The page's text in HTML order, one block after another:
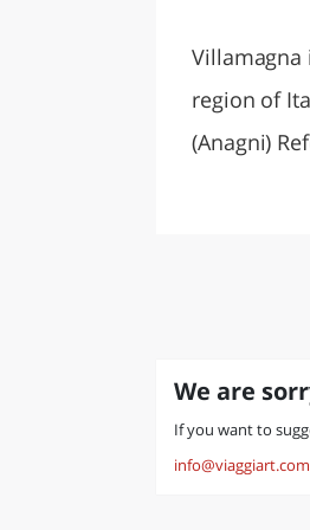
Villamagna
region of
(Anagni)
We are
If you want to
info@viaggiart.com